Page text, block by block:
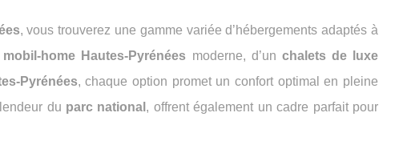
, vous trouverez une gamme variée d’hébergements adaptés à
mobil-home Hautes-Pyrénées moderne, d’un chalets de luxe
Pyrénées, chaque option promet un confort optimal en pleine
du parc national , offrent également un cadre parfait pour